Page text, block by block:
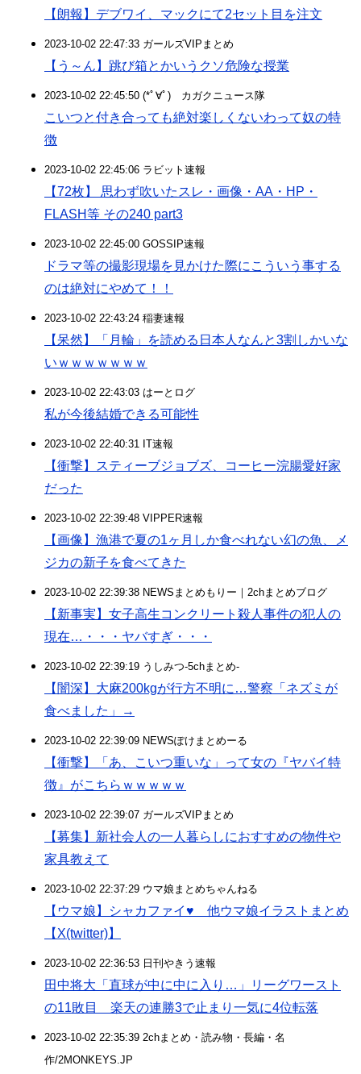
【朗報】デブワイ、マックにて2セット目を注文
2023-10-02 22:47:33 ガールズVIPまとめ
【う～ん】跳び箱とかいうクソ危険な授業
2023-10-02 22:45:50 (*ﾟ∀ﾟ)ゞカガクニュース隊
こいつと付き合っても絶対楽しくないわって奴の特
徴
2023-10-02 22:45:06 ラビット速報
【72枚】 思わず吹いたスレ・画像・AA・HP・
FLASH等 その240 part3
2023-10-02 22:45:00 GOSSIP速報
ドラマ等の撮影現場を見かけた際にこういう事する
のは絶対にやめて！！
2023-10-02 22:43:24 稲妻速報
【呆然】「月輪」を読める日本人なんと3割しかいな
いｗｗｗｗｗｗｗ
2023-10-02 22:43:03 はーとログ
私が今後結婚できる可能性
2023-10-02 22:40:31 IT速報
【衝撃】スティーブジョブズ、コーヒー浣腸愛好家
だった
2023-10-02 22:39:48 VIPPER速報
【画像】漁港で夏の1ヶ月しか食べれない幻の魚、メ
ジカの新子を食べてきた
2023-10-02 22:39:38 NEWSまとめもりー｜2chまとめブログ
【新事実】女子高生コンクリート殺人事件の犯人の
現在…・・・ヤバすぎ・・・
2023-10-02 22:39:19 うしみつ-5chまとめ-
【闇深】大麻200kgが行方不明に…警察「ネズミが
食べました」→
2023-10-02 22:39:09 NEWSぽけまとめーる
【衝撃】「あ、こいつ重いな」って女の『ヤバイ特
徴』がこちらｗｗｗｗｗ
2023-10-02 22:39:07 ガールズVIPまとめ
【募集】新社会人の一人暮らしにおすすめの物件や
家具教えて
2023-10-02 22:37:29 ウマ娘まとめちゃんねる
【ウマ娘】シャカファイ♥ 他ウマ娘イラストまとめ
【X(twitter)】
2023-10-02 22:36:53 日刊やきう速報
田中将大「直球が中に中に入り…」リーグワースト
の11敗目 楽天の連勝3で止まり一気に4位転落
2023-10-02 22:35:39 2chまとめ・読み物・長編・名
作/2MONKEYS.JP